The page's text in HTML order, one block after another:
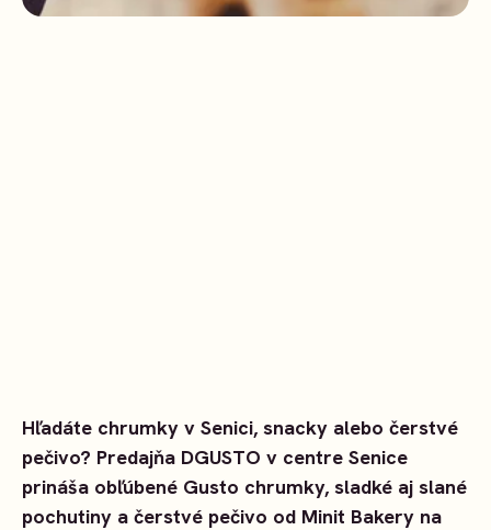
Hľadáte chrumky v Senici, snacky alebo čerstvé
pečivo? Predajňa DGUSTO v centre Senice
prináša obľúbené Gusto chrumky, sladké aj slané
pochutiny a čerstvé pečivo od Minit Bakery na